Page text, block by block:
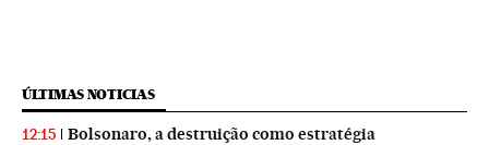
ÚLTIMAS NOTICIAS
12:15 Bolsonaro, a destruição como estratégia